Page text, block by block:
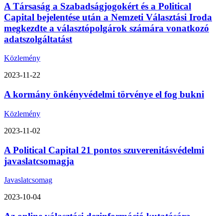
A Társaság a Szabadságjogokért és a Political
Capital bejelentése után a Nemzeti Választási Iroda
megkezdte a választópolgárok számára vonatkozó
adatszolgáltatást
Közlemény
2023-11-22
A kormány önkényvédelmi törvénye el fog bukni
Közlemény
2023-11-02
A Political Capital 21 pontos szuverenitásvédelmi
javaslatcsomagja
Javaslatcsomag
2023-10-04